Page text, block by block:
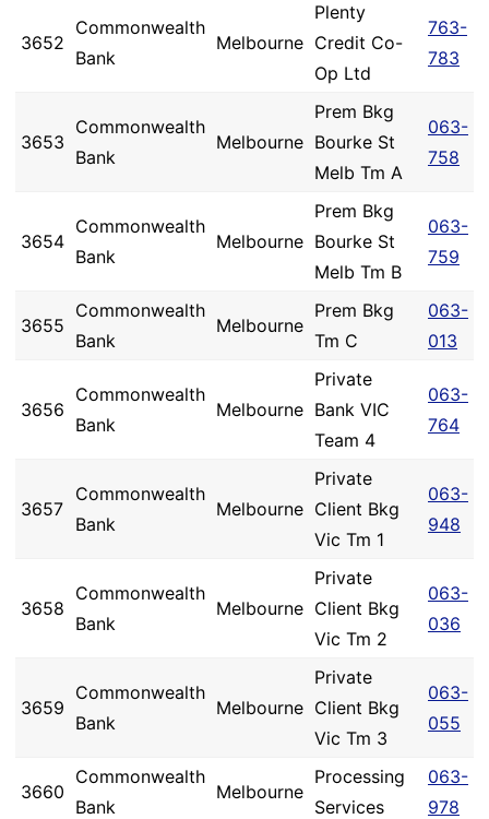
3652
Commonwealth
Bank
Melbourne
Plenty
Credit Co-
Op Ltd
763-
783
3653
Commonwealth
Bank
Melbourne
Prem Bkg
Bourke St
Melb Tm A
063-
758
3654
Commonwealth
Bank
Melbourne
Prem Bkg
Bourke St
Melb Tm B
063-
759
3655
Commonwealth
Bank
Melbourne
Prem Bkg
Tm C
063-
013
3656
Commonwealth
Bank
Melbourne
Private
Bank VIC
Team 4
063-
764
3657
Commonwealth
Bank
Melbourne
Private
Client Bkg
Vic Tm 1
063-
948
3658
Commonwealth
Bank
Melbourne
Private
Client Bkg
Vic Tm 2
063-
036
3659
Commonwealth
Bank
Melbourne
Private
Client Bkg
Vic Tm 3
063-
055
3660
Commonwealth
Bank
Melbourne
Processing
Services
063-
978